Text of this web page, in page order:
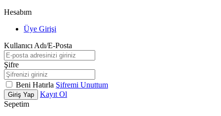
Hesabım
Üye Girişi
Kullanıcı Adı/E-Posta
Şifre
Beni Hatırla Şifremi Unuttum
Giriş Yap
Kayıt Ol
Sepetim